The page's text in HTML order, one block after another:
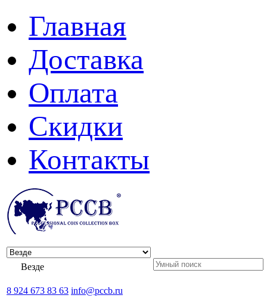
Главная
Доставка
Оплата
Скидки
Контакты
Везде
8 924 673 83 63 info@pccb.ru